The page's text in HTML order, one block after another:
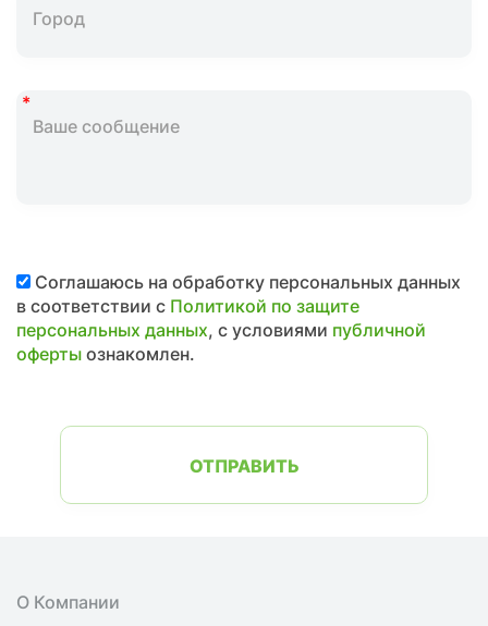
Соглашаюсь на обработку персональных данных
в соответствии с Политикой по защите
персональных данных, с условиями публичной
офертыознакомлен.
ОТПРАВИТЬ
О Компании